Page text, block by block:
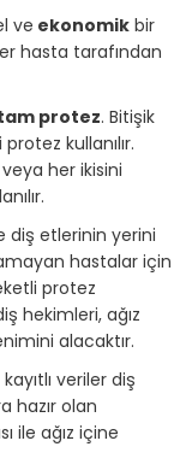
ve ekonomik bir
hasta tarafından
protez. Bitişik
kullanılır.
her ikisini
diş etlerinin yerini
hastalar için
protez
hekimleri, ağız
alacaktır.
veriler diş
hazır olan
ile ağız içine